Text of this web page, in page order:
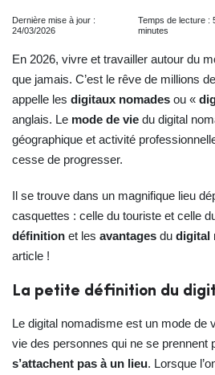
Dernière mise à jour :
24/03/2026
Temps de lecture :
minutes
En 2026, vivre et travailler autour du
que jamais. C’est le rêve de millions
appelle les digitaux nomades ou «
anglais. Le mode de vie du digital
géographique et activité
cesse de progresser.
Il se trouve dans un magnifique lieu
casquettes : celle du touriste et celle
définition et les avantages du digital
article !
La petite définition du
Le digital nomadisme est un mode de
vie des personnes qui ne se prennent
s’attachent pas à un lieu. Lorsque